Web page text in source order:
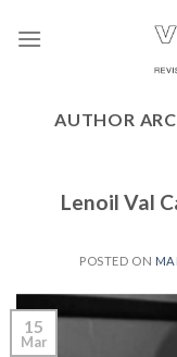
AUTHOR
Lenoil Val
POSTED ON
15
Mar